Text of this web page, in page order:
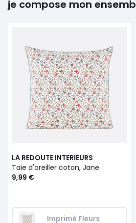
je compose mon
LA REDOUTE INTERIEURS
Taie d'oreiller coton, Jane
9,99 €
Imprimé Fleurs